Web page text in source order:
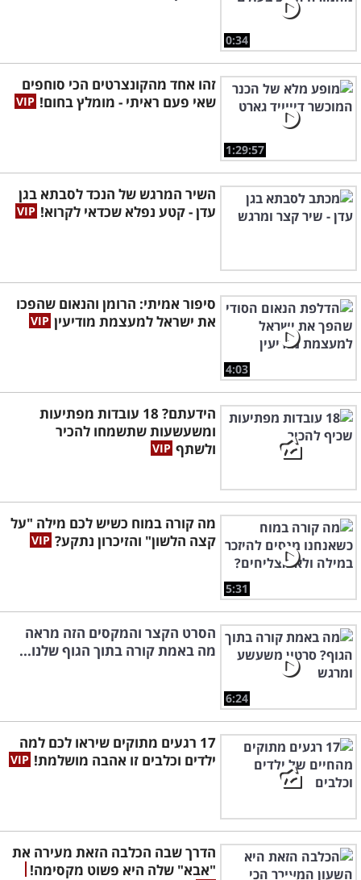
0:34
1:29:57
זהו אחד מהקונצרטים הכי סוחפים
שאי פעם ראיתי - מומלץ בחום!
השיר המרגש של הנכד לסבתא בגן
עדן - קטע נפלא שכדאי לקרוא!
4:03
סיפור אמיתי: הרומן והנאום שהפכו
את ישראל למעצמת מודיעין
הידעתם? 18 עובדות מפתיעות
ומשעשעות שתשמחו להכיר
ולשתף
5:31
מה קורה במוח כשיש לכם מילה "על
קצה הלשון" והזיכרון נתקע?
6:24
הסרט הקצר והמקסים הזה מראה
מה באמת קורה בתוך הגוף שלנו...
17 רגעים מתוקים שיראו לכם למה
ילדים וכלבים זו אהבה מושלמת!
הדרך שבה הכלבה הזאת מעירה את
"אבא" שלה היא פשוט מקסימה!